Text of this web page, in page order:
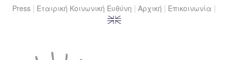
Press | Εταιρική Κοινωνική Ευθύνη | Αρχική | Επικοινωνία |